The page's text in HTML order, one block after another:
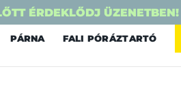
ÉRDEKLŐDJ ÜZENETBEN!
PÁRNA FALI PÓRÁZTARTÓ